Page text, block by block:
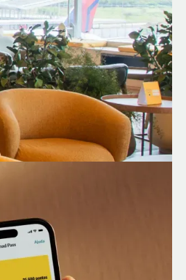
Nomad tem
mais
e vantagens
Internacional